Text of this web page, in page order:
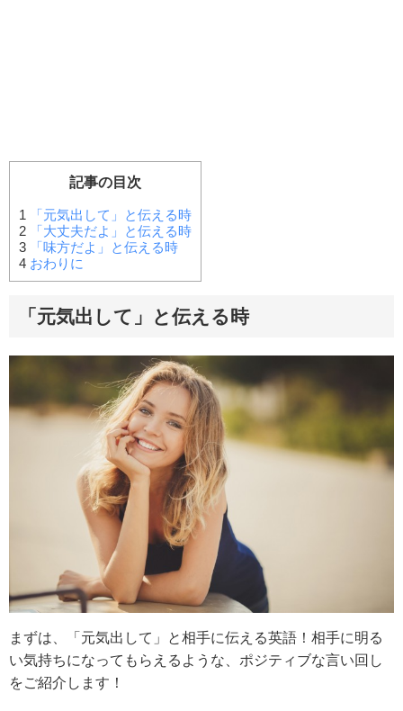
記事の目次
1 「元気出して」と伝える時
2 「大丈夫だよ」と伝える時
3 「味方だよ」と伝える時
4 おわりに
「元気出して」と伝える時
まずは、「元気出して」と相手に伝える英語！相手に明る
い気持ちになってもらえるような、ポジティブな言い回し
をご紹介します！